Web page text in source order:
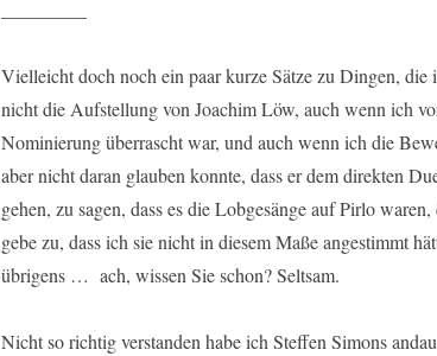
Vielleicht doch noch ein paar kurze Sätze zu Dingen,
nicht die Aufstellung von Joachim Löw, auch wenn ich
Nominierung überrascht war, und auch wenn ich die
aber nicht daran glauben konnte, dass er dem direkten
gehen, zu sagen, dass es die Lobgesänge auf Pirlo
gebe zu, dass ich sie nicht in diesem Maße angestimmt
übrigens … ach, wissen Sie schon? Seltsam.
Nicht so richtig verstanden habe ich Steffen Simons